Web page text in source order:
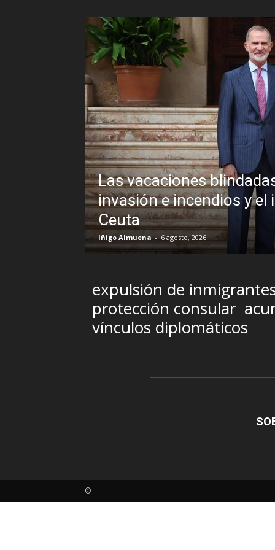
Las vacaciones blindadas de
invasión e incendios y el
6 agosto, 2026
expulsión de
protección consular
vínculos diplomáticos
©